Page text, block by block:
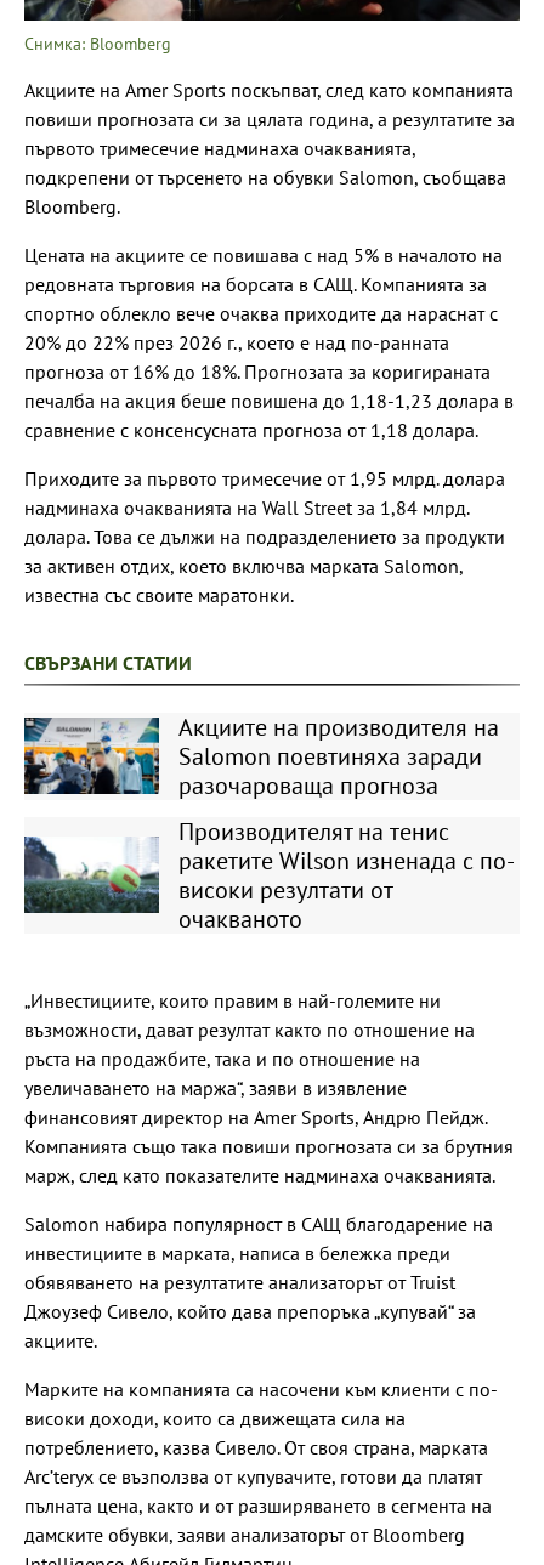
Снимка: Bloomberg
Акциите на Amer Sports поскъпват, след като компанията
повиши прогнозата си за цялата година, а резултатите за
първото тримесечие надминаха очакванията,
подкрепени от търсенето на обувки Salomon, съобщава
Bloomberg.
Цената на акциите се повишава с над 5% в началото на
редовната търговия на борсата в САЩ. Компанията за
спортно облекло вече очаква приходите да нараснат с
20% до 22% през 2026 г., което е над по-ранната
прогноза от 16% до 18%. Прогнозата за коригираната
печалба на акция беше повишена до 1,18-1,23 долара в
сравнение с консенсусната прогноза от 1,18 долара.
Приходите за първото тримесечие от 1,95 млрд. долара
надминаха очакванията на Wall Street за 1,84 млрд.
долара. Това се дължи на подразделението за продукти
за активен отдих, което включва марката Salomon,
известна със своите маратонки.
СВЪРЗАНИ СТАТИИ
Акциите на производителя на
Salomon поевтиняха заради
разочароваща прогноза
Производителят на тенис
ракетите Wilson изненада с по-
високи резултати от
очакваното
„Инвестициите, които правим в най-големите ни
възможности, дават резултат както по отношение на
ръста на продажбите, така и по отношение на
увеличаването на маржа“, заяви в изявление
финансовият директор на Amer Sports, Андрю Пейдж.
Компанията също така повиши прогнозата си за брутния
марж, след като показателите надминаха очакванията.
Salomon набира популярност в САЩ благодарение на
инвестициите в марката, написа в бележка преди
обявяването на резултатите анализаторът от Truist
Джоузеф Сивело, който дава препоръка „купувай“ за
акциите.
Марките на компанията са насочени към клиенти с по-
високи доходи, които са движещата сила на
потреблението, казва Сивело. От своя страна, марката
Arc’teryx се възползва от купувачите, готови да платят
пълната цена, както и от разширяването в сегмента на
дамските обувки, заяви анализаторът от Bloomberg